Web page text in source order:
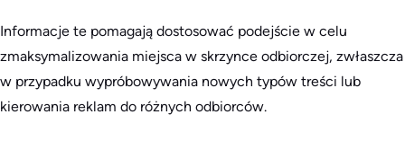
Informacje te pomagają dostosować podejście w celu
zmaksymalizowania miejsca w skrzynce odbiorczej, zwłaszcza
w przypadku wypróbowywania nowych typów treści lub
kierowania reklam do różnych odbiorców.